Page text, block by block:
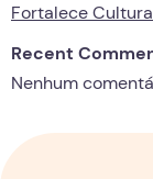
Fortalece
Recent
Nenhum